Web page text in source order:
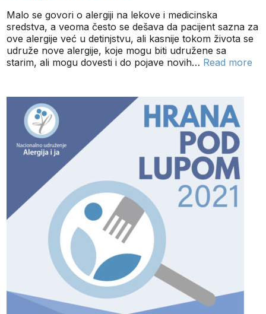
Malo se govori o alergiji na lekove i medicinska
sredstva, a veoma često se dešava da pacijent sazna za
ove alergije već u detinjstvu, ali kasnije tokom života se
udruže nove alergije, koje mogu biti udružene sa
starim, ali mogu dovesti i do pojave novih… Read more